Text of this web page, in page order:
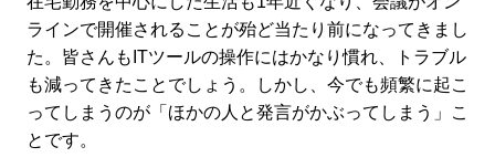
ラインで開催されることが殆ど当たり前になってきまし
た。皆さんもITツールの操作にはかなり慣れ、トラブル
も減ってきたことでしょう。しかし、今でも頻繁に起こ
ってしまうのが「ほかの人と発言がかぶってしまう」こ
とです。